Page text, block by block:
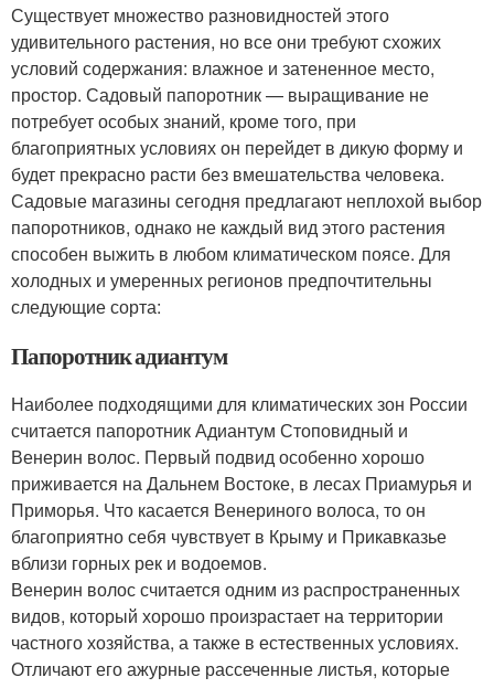
Существует множество разновидностей этого
удивительного растения, но все они требуют схожих
условий содержания: влажное и затененное место,
простор. Садовый папоротник — выращивание не
потребует особых знаний, кроме того, при
благоприятных условиях он перейдет в дикую форму и
будет прекрасно расти без вмешательства человека.
Садовые магазины сегодня предлагают неплохой выбор
папоротников, однако не каждый вид этого растения
способен выжить в любом климатическом поясе. Для
холодных и умеренных регионов предпочтительны
следующие сорта:
Папоротник адиантум
Наиболее подходящими для климатических зон России
считается папоротник Адиантум Стоповидный и
Венерин волос. Первый подвид особенно хорошо
приживается на Дальнем Востоке, в лесах Приамурья и
Приморья. Что касается Венериного волоса, то он
благоприятно себя чувствует в Крыму и Прикавказье
вблизи горных рек и водоемов.
Венерин волос считается одним из распространенных
видов, который хорошо произрастает на территории
частного хозяйства, а также в естественных условиях.
Отличают его ажурные рассеченные листья, которые